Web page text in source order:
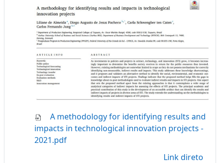
A methodology for identifying results and
impacts in technological innovation projects -
2021.pdf
Link direto